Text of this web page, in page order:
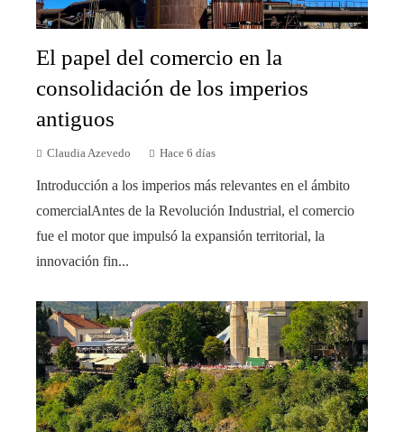
El papel del comercio en la
consolidación de los imperios
antiguos
Claudia Azevedo Hace 6 días
Introducción a los imperios más relevantes en el ámbito
comercialAntes de la Revolución Industrial, el comercio
fue el motor que impulsó la expansión territorial, la
innovación fin...